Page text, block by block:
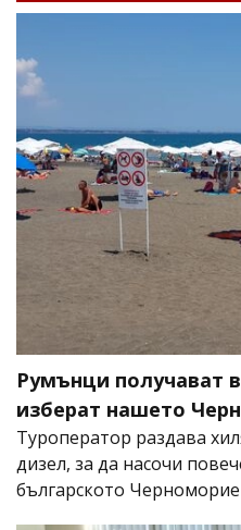
Румънци получават
изберат нашето
Туроператор раздава
дизел, за да насочи
българското Черноморие